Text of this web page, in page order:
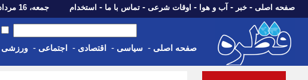
صفحه اصلی - خبر - آب و هوا - اوقات شرعی - تماس با ما - استخدام جمعه، 16 مرداد 1405 - Fri, 07th Aug 2026
صفحه اصلی - سیاسی - اقتصادی - اجتماعی - ورزشی